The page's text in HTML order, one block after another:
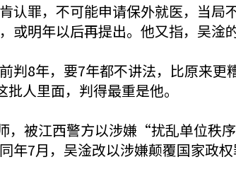
认罪，不可能申请保外就医，当局
明年以后再提出。他又指，吴淦
判8年，要7年都不讲法，比原来
人里面，判得最重是他。
，被江西警方以涉嫌“扰乱单位秩
7月，吴淦改以涉嫌颠覆国家政权